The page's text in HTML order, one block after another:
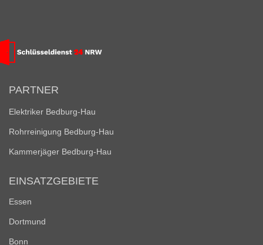
PARTNER
Elektriker Bedburg-Hau
Rohrreinigung Bedburg-Hau
Kammerjäger Bedburg-Hau
EINSATZGEBIETE
Essen
Dortmund
Bonn